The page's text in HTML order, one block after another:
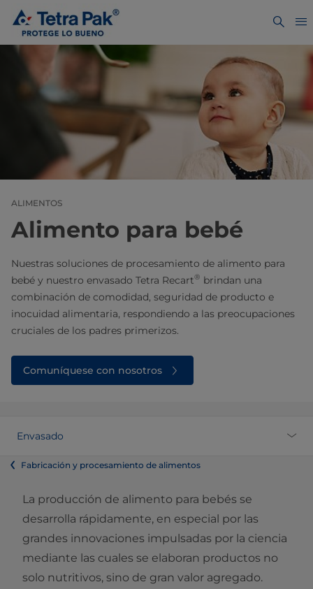
ALIMENTOS
Alimento para bebé
Nuestras soluciones de procesamiento de alimento para
bebé y nuestro envasado Tetra Recart® brindan una
combinación de comodidad, seguridad de producto e
inocuidad alimentaria, respondiendo a las preocupaciones
cruciales de los padres primerizos.
Comuníquese con nosotros
Envasado
Fabricación y procesamiento de alimentos
La producción de alimento para bebés se
desarrolla rápidamente, en especial por las
grandes innovaciones impulsadas por la ciencia
mediante las cuales se elaboran productos no
solo nutritivos, sino de gran valor agregado.